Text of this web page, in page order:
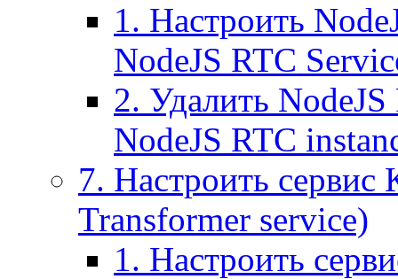
1. Настроить
NodeJS RTC
2. Удалить
NodeJS RTC
7. Настроить
Transformer service)
1. Настроить